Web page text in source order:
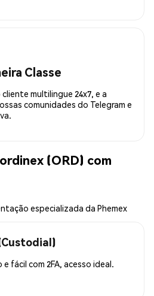
Classe
multilingue 24x7, e a
comunidades do Telegram e
(ORD) com
especializada da Phemex
fácil com 2FA, acesso ideal.